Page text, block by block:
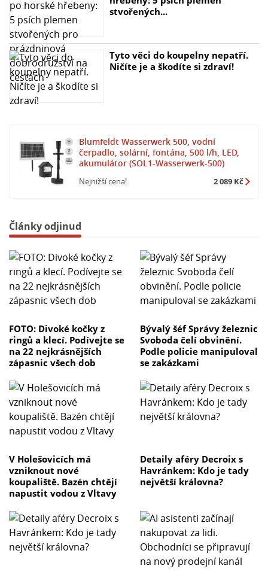
stvořených...
Tyto věci do koupelny nepatří.
Ničíte je a škodíte si zdraví!
Blumfeldt Wasserwerk 500, vodní
čerpadlo, solární, fontána, 500 l/h, LED,
akumulátor (SOL1-Wasserwerk-500)
Nejnižší cena! 2 089 Kč
Články odjinud
FOTO: Divoké kočky z
ringů a klecí. Podívejte se
na 22 nejkrásnějších
zápasnic všech dob
Bývalý šéf Správy železnic
Svoboda čelí obvinění.
Podle policie manipuloval
se zakázkami
V Holešovicích má
vzniknout nové
koupaliště. Bazén chtějí
napustit vodou z Vltavy
Detaily aféry Decroix s
Havránkem: Kdo je tady
největší královna?